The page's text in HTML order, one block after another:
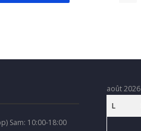
Sam: 10:00-18:00
août 2026
L